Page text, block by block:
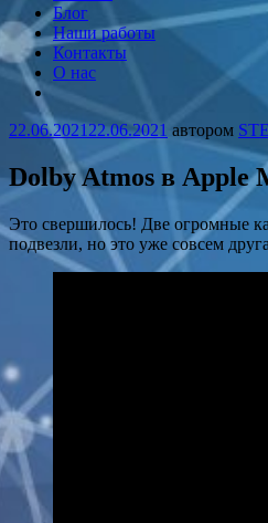
Запечатлеваем мечты!
Блог
Наши работы
Контакты
О нас
22.06.202122.06.2021 автором
Dolby Atmos в Apple
Это свершилось! Две огромные
подвезли, но это уже совсем